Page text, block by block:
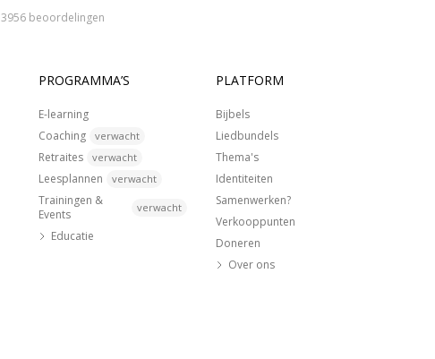
3956 beoordelingen
PROGRAMMA’S
E-learning
Coaching
verwacht
Retraites verwacht
Leesplannen verwacht
Trainingen &
Events
verwacht
Educatie
PLATFORM
Bijbels
Liedbundels
Thema's
Identiteiten
Samenwerken?
Verkooppunten
Doneren
Over ons